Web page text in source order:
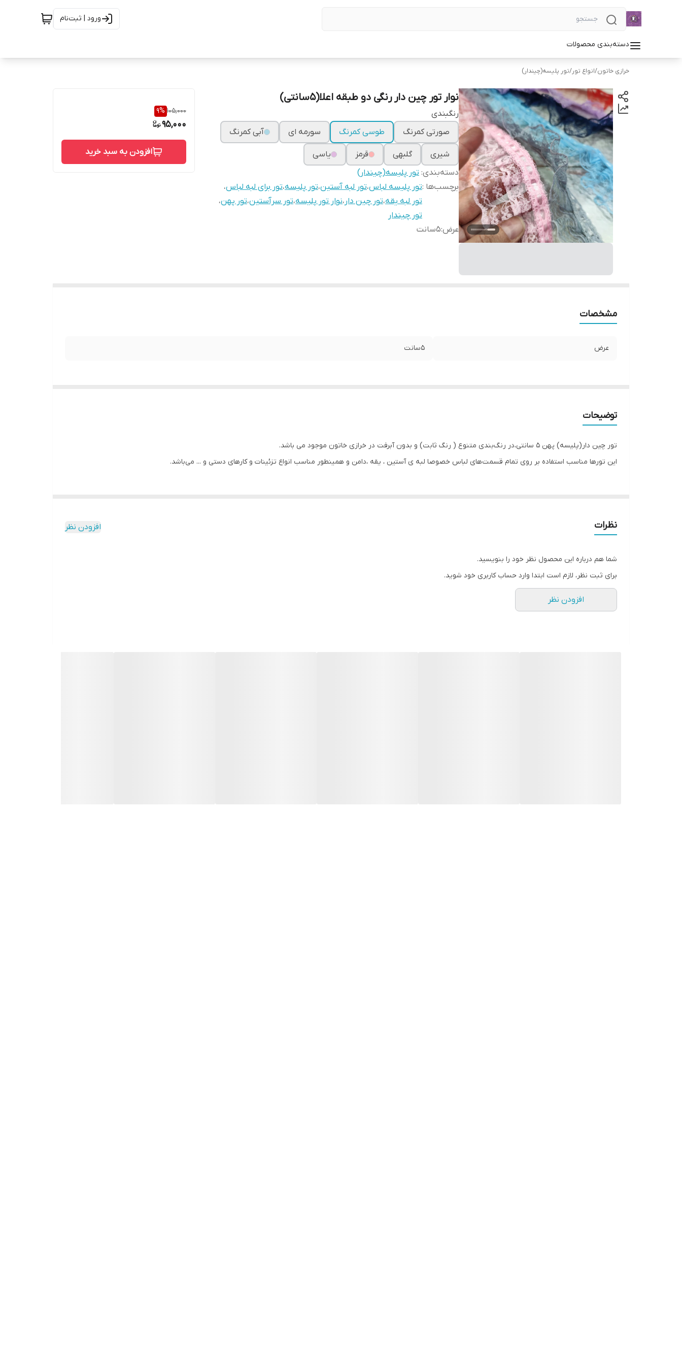
ورود | ثبت‌نام
دسته‌بندی محصولات
خرازی خاتون/انواع تور/تور پلیسه(چیندار)
نوار تور چین دار رنگی دو طبقه اعلا(۵سانتی)
رنگبندی
صورتی کمرنگ
طوسی کمرنگ سورمه ای آبی کمرنگ
شیری گلبهی قرمز
یاسی
دسته‌بندی: تور پلیسه(چیندار)
برچسب‌ها :تور پلیسه لباس،تور لبه آستین،تور پلیسه،تور برای لبه لباس،
تور لبه یقه،تور چین دار ،نوار تور پلیسه،تور سرآستین،تور پهن،
تور چیندار
عرض:۵سانت
105,000
9%
95,000
افزودن به سبد خرید
مشخصات
عرض ۵سانت
توضیحات
تور چین دار(پلیسه) پهن ۵ سانتی،در رنگ‌بندی متنوع ( رنگ ثابت) و بدون آبرفت در خرازی خاتون موجود می باشد.
این تورها مناسب استفاده بر روی تمام قسمت‌های لباس خصوصا لبه ی آستین ، یقه ،دامن و همینطور مناسب انواع تزئینات و کارهای دستی و ... می‌باشد.
نظرات افزودن نظر
شما هم درباره این محصول نظر خود را بنویسید.
برای ثبت نظر، لازم است ابتدا وارد حساب کاربری خود شوید.
افزودن نظر